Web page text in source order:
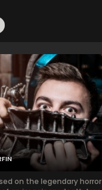
on the legendary horror